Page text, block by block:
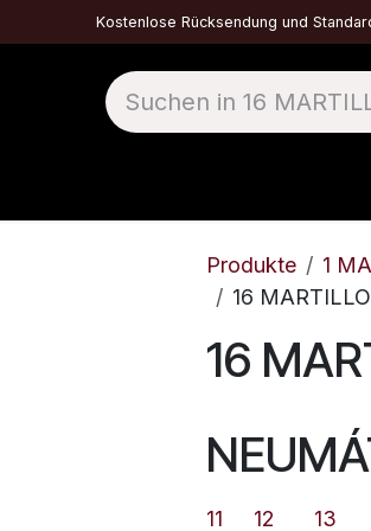
Kostenlose Rücksendung und
Produkte
1
16
16
11
12
13